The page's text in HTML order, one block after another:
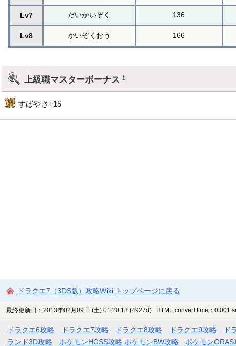
Lv7 だいかいぞく 136
Lv8 かいぞくおう 166
上級職マスターボーナス†
すばやさ+15
ドラクエ7（3DS版）攻略Wiki トップページに戻る
最終更新日：2013年02月09日 (土) 01:20:18 (4927d) HTML convert time：0.001
ドラクエ6攻略 ドラクエ7攻略 ドラクエ8攻略 ドラクエ9攻略 ド
ランド3D攻略
ポケモンHGSS攻略 ポケモンBW攻略 ポケモンORAS